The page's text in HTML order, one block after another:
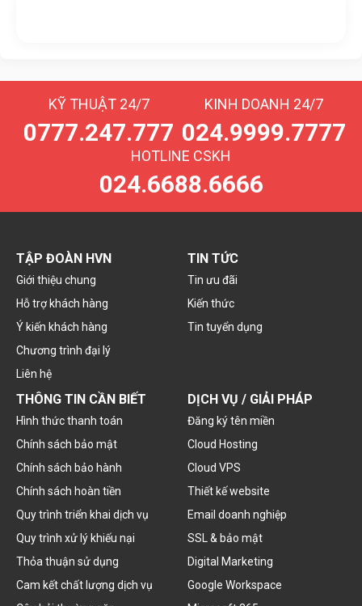
KỸ THUẬT 24/7
0777.247.777
KINH DOANH 24/7
024.9999.7777
HOTLINE CSKH
024.6688.6666
TẬP ĐOÀN HVN
Giới thiệu chung
Hỗ trợ khách hàng
Ý kiến khách hàng
Chương trình đại lý
Liên hệ
TIN TỨC
Tin ưu đãi
Kiến thức
Tin tuyển dụng
THÔNG TIN CẦN BIẾT
Hình thức thanh toán
Chính sách bảo mật
Chính sách bảo hành
Chính sách hoàn tiền
Quy trình triển khai dịch vụ
Quy trình xử lý khiếu nại
Thỏa thuận sử dụng
Cam kết chất lượng dịch vụ
DỊCH VỤ / GIẢI PHÁP
Đăng ký tên miền
Cloud Hosting
Cloud VPS
Thiết kế website
Email doanh nghiệp
SSL & bảo mật
Digital Marketing
Google Workspace